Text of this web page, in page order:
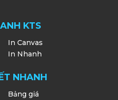
KTS
In Canvas
In Nhanh
NHANH
Bảng giá